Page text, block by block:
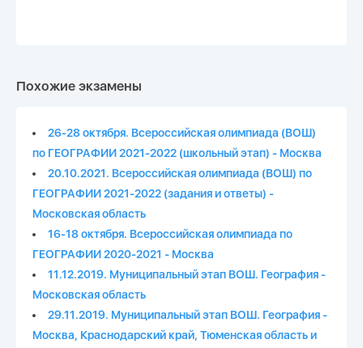
Похожие экзамены
26-28 октября. Всероссийская олимпиада (ВОШ)
по ГЕОГРАФИИ 2021-2022 (школьный этап) - Москва
20.10.2021. Всероссийская олимпиада (ВОШ) по
ГЕОГРАФИИ 2021-2022 (задания и ответы) -
Московская область
16-18 октября. Всероссийская олимпиада по
ГЕОГРАФИИ 2020-2021 - Москва
11.12.2019. Муниципальный этап ВОШ. География -
Московская область
29.11.2019. Муниципальный этап ВОШ. География -
Москва, Краснодарский край, Тюменская область и